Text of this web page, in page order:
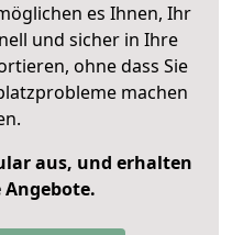
es Ihnen, Ihr
und sicher in Ihre
ohne dass Sie
machen
aus, und erhalten
Angebote.